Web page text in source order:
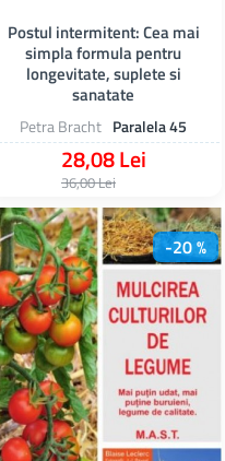
Petra Bracht Paralela 45
Postul intermitent: Cea mai
simpla formula pentru
longevitate, suplete si
sanatate
28,08 Lei
36,00 Lei
-20 %